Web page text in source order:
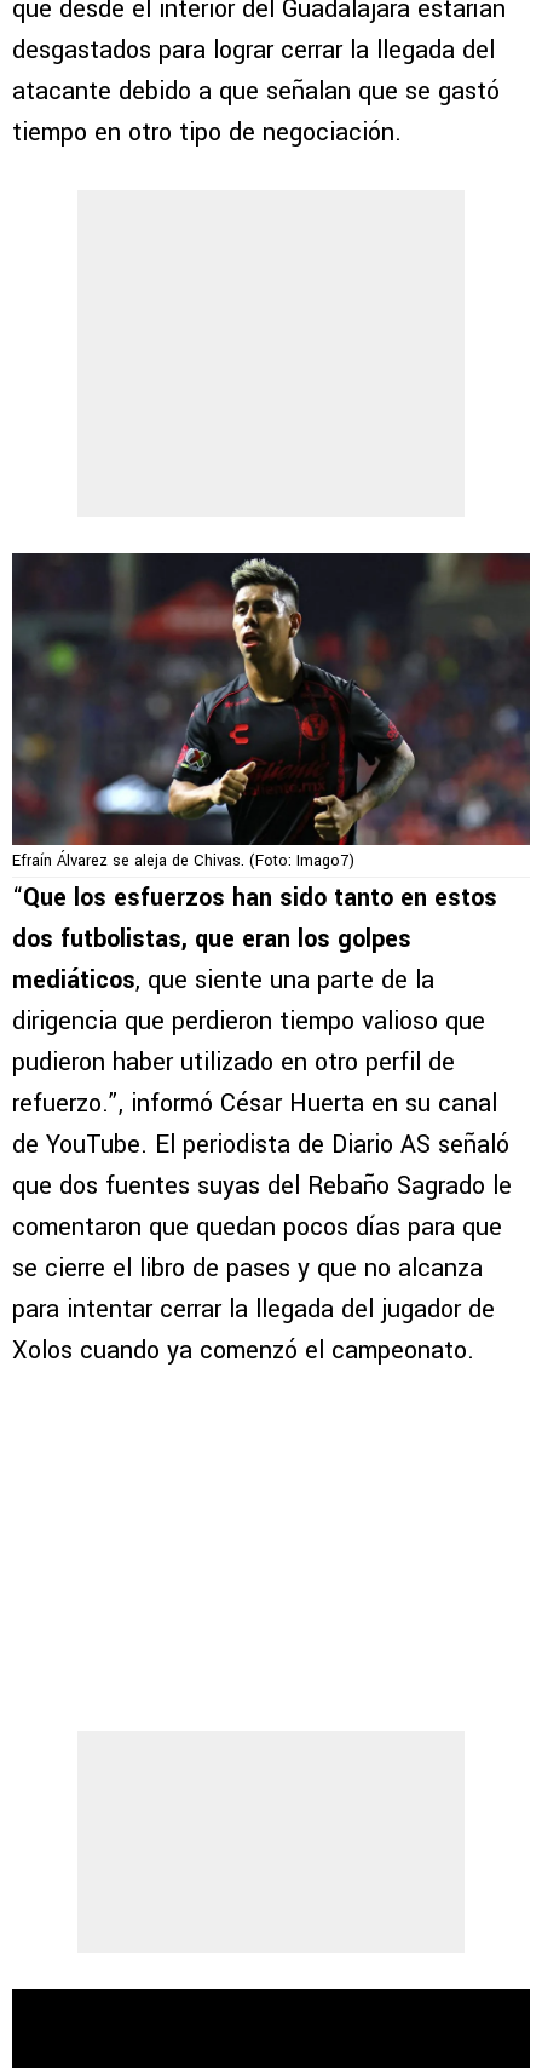
que desde el interior del Guadalajara estarían
desgastados para lograr cerrar la llegada del
atacante debido a que señalan que se gastó
tiempo en otro tipo de negociación.
Efraín Álvarez se aleja de Chivas. (Foto: Imago7)
“Que los esfuerzos han sido tanto en estos
dos futbolistas, que eran los golpes
mediáticos, que siente una parte de la
dirigencia que perdieron tiempo valioso que
pudieron haber utilizado en otro perfil de
refuerzo.”, informó César Huerta en su canal
de YouTube. El periodista de Diario AS señaló
que dos fuentes suyas del Rebaño Sagrado le
comentaron que quedan pocos días para que
se cierre el libro de pases y que no alcanza
para intentar cerrar la llegada del jugador de
Xolos cuando ya comenzó el campeonato.